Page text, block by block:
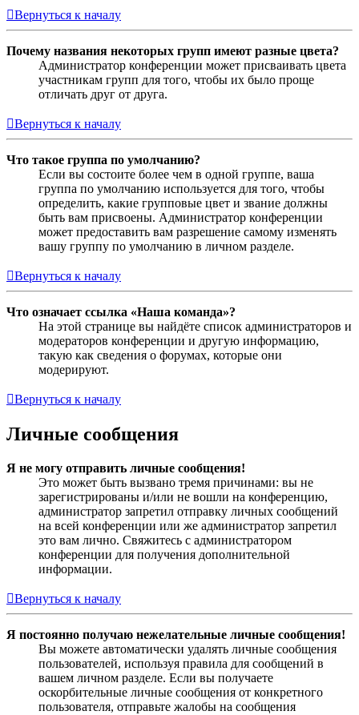
Вернуться к началу
Почему названия некоторых групп имеют разные цвета?
Администратор конференции может присваивать цвета
участникам групп для того, чтобы их было проще
отличать друг от друга.
Вернуться к началу
Что такое группа по умолчанию?
Если вы состоите более чем в одной группе, ваша
группа по умолчанию используется для того, чтобы
определить, какие групповые цвет и звание должны
быть вам присвоены. Администратор конференции
может предоставить вам разрешение самому изменять
вашу группу по умолчанию в личном разделе.
Вернуться к началу
Что означает ссылка «Наша команда»?
На этой странице вы найдёте список администраторов и
модераторов конференции и другую информацию,
такую как сведения о форумах, которые они
модерируют.
Вернуться к началу
Личные сообщения
Я не могу отправить личные сообщения!
Это может быть вызвано тремя причинами: вы не
зарегистрированы и/или не вошли на конференцию,
администратор запретил отправку личных сообщений
на всей конференции или же администратор запретил
это вам лично. Свяжитесь с администратором
конференции для получения дополнительной
информации.
Вернуться к началу
Я постоянно получаю нежелательные личные сообщения!
Вы можете автоматически удалять личные сообщения
пользователей, используя правила для сообщений в
вашем личном разделе. Если вы получаете
оскорбительные личные сообщения от конкретного
пользователя, отправьте жалобы на сообщения